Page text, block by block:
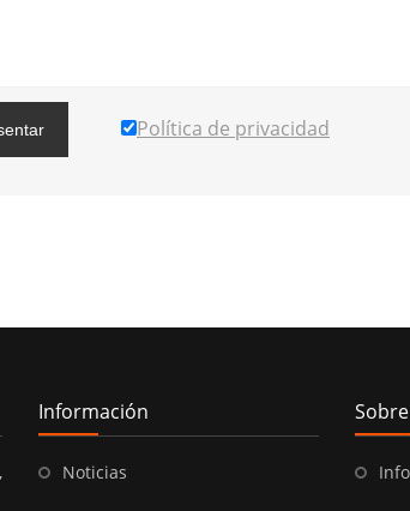
Política de privacidad
Información
Noticias